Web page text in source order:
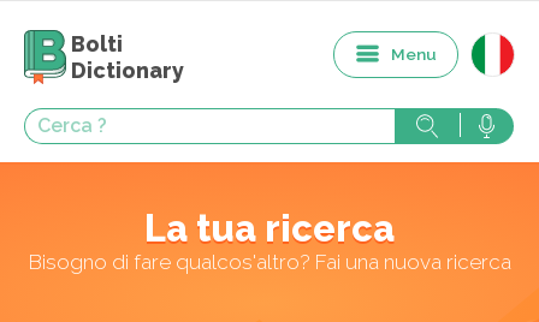
Bolti
Dictionary
Menu
La tua ricerca
Bisogno di fare qualcos'altro? Fai una nuova ricerca